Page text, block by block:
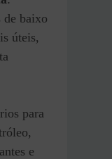
de baixo
úteis,
para
e